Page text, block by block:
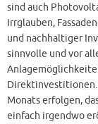
sind auch
Irrglauben,
und nachhaltiger
sinnvolle und vor
Direktinvestitionen.
Monats erfolgen,
einfach irgendwo